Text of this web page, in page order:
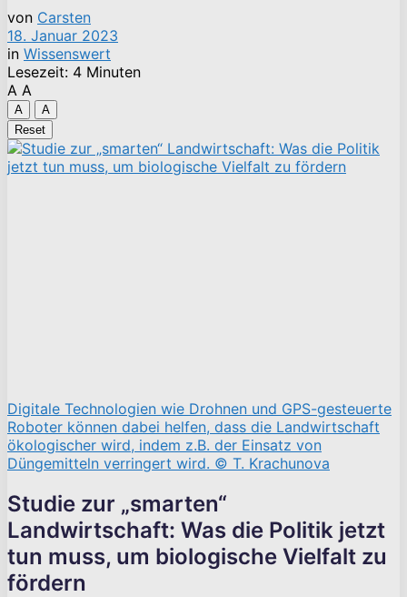
von Carsten
18. Januar 2023
in Wissenswert
Lesezeit: 4 Minuten
A A
A
A
Reset
Digitale Technologien wie Drohnen und GPS-gesteuerte
Roboter können dabei helfen, dass die Landwirtschaft
ökologischer wird, indem z.B. der Einsatz von
Düngemitteln verringert wird. © T. Krachunova
Studie zur „smarten“
Landwirtschaft: Was die Politik jetzt
tun muss, um biologische Vielfalt zu
fördern